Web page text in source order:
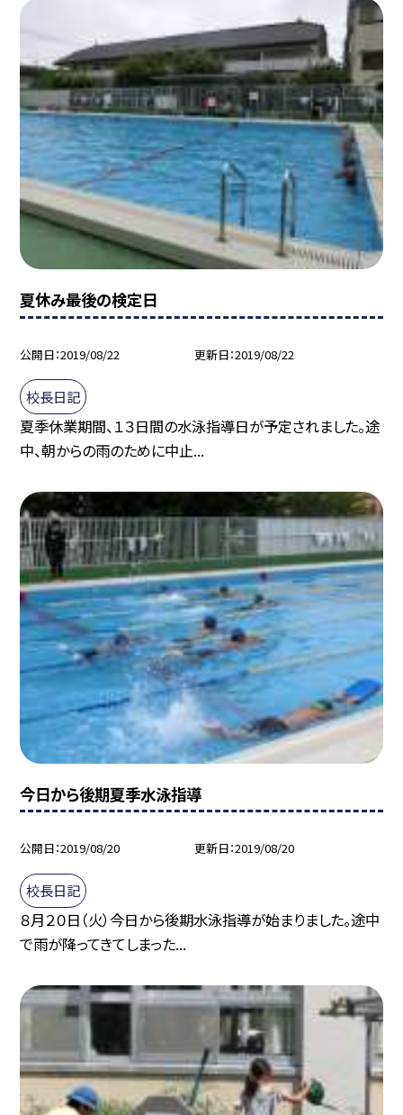
夏休み最後の検定日
公開日 2019/08/22 更新日 2019/08/22
校長日記
夏季休業期間、１３日間の水泳指導日が予定されました。途
中、朝からの雨のために中止...
今日から後期夏季水泳指導
公開日 2019/08/20 更新日 2019/08/20
校長日記
８月２０日（火）今日から後期水泳指導が始まりました。途中
で雨が降ってきてしまった...